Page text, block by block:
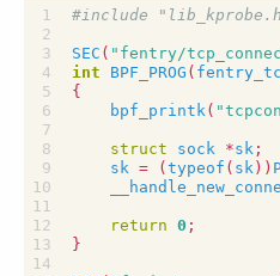
#include
SEC ( "fentry/
int
BPF_PROG (
{
bpf_printk (
struct sock *sk ;
sk = ( typeof ( sk ))
return 0 ;
}